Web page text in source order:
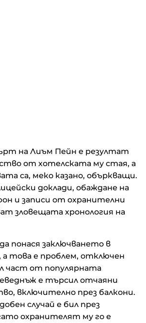
на Лиъм Пейн е резултат
от хотелската му стая, а
са, меко казано, объркващи.
доклади, обаждане на
и записи от охранителни
зловещата хронология на
понася заключването в
а това е проблем, отключен
част от популярната
е търсил отчаяни
включително през балкони.
случай е бил през
охранителят му го е